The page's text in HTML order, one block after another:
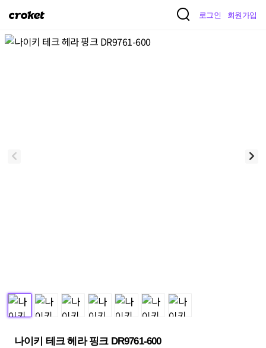
크
켓
로그인 회원가입
나이키 테크 헤라 핑크 DR9761-600